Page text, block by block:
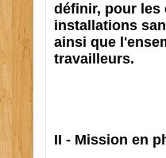
définir, pour les
installations
ainsi que
travailleurs.
II - Mission en